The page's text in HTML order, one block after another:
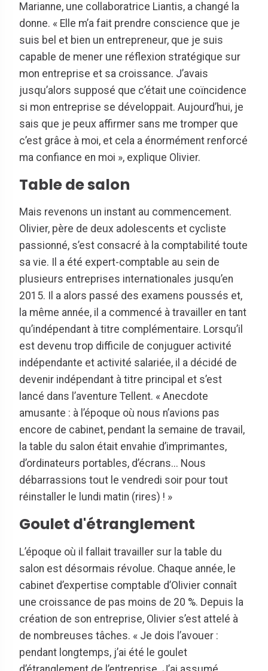
Marianne, une collaboratrice Liantis, a changé la
donne. « Elle m’a fait prendre conscience que je
suis bel et bien un entrepreneur, que je suis
capable de mener une réflexion stratégique sur
mon entreprise et sa croissance. J’avais
jusqu’alors supposé que c’était une coïncidence
si mon entreprise se développait. Aujourd’hui, je
sais que je peux affirmer sans me tromper que
c’est grâce à moi, et cela a énormément renforcé
ma confiance en moi », explique Olivier.
Table de salon
Mais revenons un instant au commencement.
Olivier, père de deux adolescents et cycliste
passionné, s’est consacré à la comptabilité toute
sa vie. Il a été expert-comptable au sein de
plusieurs entreprises internationales jusqu’en
2015. Il a alors passé des examens poussés et,
la même année, il a commencé à travailler en tant
qu’indépendant à titre complémentaire. Lorsqu’il
est devenu trop difficile de conjuguer activité
indépendante et activité salariée, il a décidé de
devenir indépendant à titre principal et s’est
lancé dans l’aventure Tellent. « Anecdote
amusante : à l’époque où nous n’avions pas
encore de cabinet, pendant la semaine de travail,
la table du salon était envahie d’imprimantes,
d’ordinateurs portables, d’écrans... Nous
débarrassions tout le vendredi soir pour tout
réinstaller le lundi matin (rires) ! »
Goulet d'étranglement
L’époque où il fallait travailler sur la table du
salon est désormais révolue. Chaque année, le
cabinet d’expertise comptable d’Olivier connaît
une croissance de pas moins de 20 %. Depuis la
création de son entreprise, Olivier s’est attelé à
de nombreuses tâches. « Je dois l’avouer :
pendant longtemps, j’ai été le goulet